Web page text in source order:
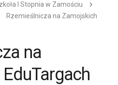
I Stopnia w Zamościu
Rzemieślnicza na Zamojskich
na